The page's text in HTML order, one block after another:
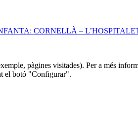
CORNELLÀ –
pàgines visitades). Per a més
el botó "Configurar".